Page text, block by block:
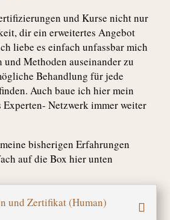
und Kurse nicht nur
dir ein erweitertes Angebot
liebe es einfach unfassbar mich
und Methoden auseinander zu
Behandlung für jede
Auch baue ich hier mein
Netzwerk immer weiter
bisherigen Erfahrungen
auf die Box hier unten
und Zertifikat (Human)